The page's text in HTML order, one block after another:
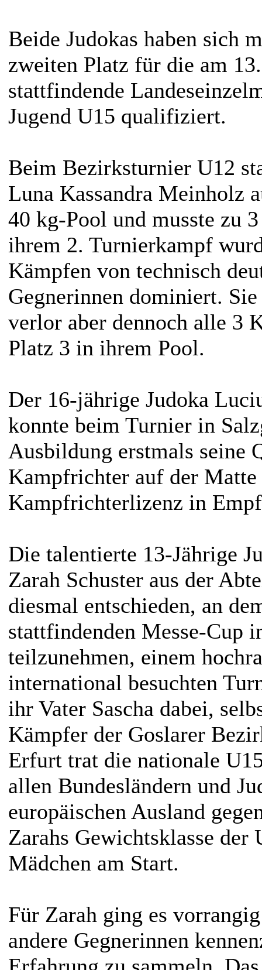
Beide Judokas haben sich
zweiten Platz für die am
stattfindende
Jugend U15 qualifiziert.
Beim Bezirksturnier U12
Luna Kassandra Meinholz
40 kg-Pool und musste zu
ihrem 2. Turnierkampf
Kämpfen von technisch
Gegnerinnen dominiert.
verlor aber dennoch alle 3
Platz 3 in ihrem Pool.
Der 16-jährige Judoka
konnte beim Turnier in
Ausbildung erstmals seine
Kampfrichter auf der Matte
Kampfrichterlizenz in
Die talentierte 13-Jährige
Zarah Schuster aus der
diesmal entschieden, an
stattfindenden Messe-Cup
teilzunehmen, einem
international besuchten
ihr Vater Sascha dabei,
Kämpfer der Goslarer
Erfurt trat die nationale
allen Bundesländern und
europäischen Ausland
Zarahs Gewichtsklasse der
Mädchen am Start.
Für Zarah ging es
andere Gegnerinnen